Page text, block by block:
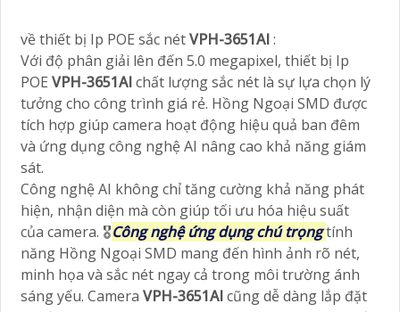
về thiết bị Ip POE sắc nétVPH-3651AI:
Với độ phân giải lên đến 5.0 megapixel, thiết bị Ip
POE VPH-3651AIchất lượng sắc nét là sự lựa chọn lý
tưởng cho công trình giá rẻ. Hồng Ngoại SMD được
tích hợp giúp camera hoạt động hiệu quả ban đêm
và ứng dụng công nghệ AI nâng cao khả năng giám
sát.
Công nghệ AI không chỉ tăng cường khả năng phát
hiện, nhận diện mà còn giúp tối ưu hóa hiệu suất
của camera. 🎖️Công nghệ ứng dụng chú trọngtính
năng Hồng Ngoại SMD mang đến hình ảnh rõ nét,
minh họa và sắc nét ngay cả trong môi trường ánh
sáng yếu. Camera VPH-3651AIcũng dễ dàng lắp đặt